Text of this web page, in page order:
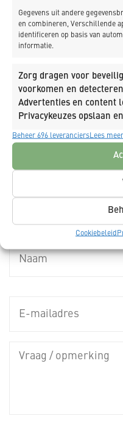
Gegevens uit andere
en combineren, Verschillende
identificeren op basis van
informatie.
Zorg dragen voor
voorkomen en
Advertenties en content
Privacykeuzes opslaan
Beheer 696 leveranciers Lees
Cookiebeleid
brengen. Daarna moest
draaien op het station.
maar het is, zoals altijd,
Klik hier voor de PDF
Helder Zuid in de Lift-